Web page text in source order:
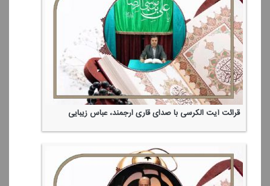
قرائت آیت الكرسی با صدای قاری ارجمند، عباس زیبایی